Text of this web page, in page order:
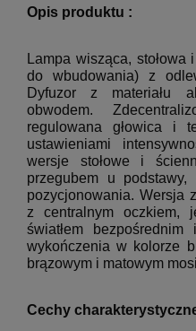
Opis produktu :
Lampa wisząca,
do wbudowania) z
Dyfuzor z materiału
obwodem.
regulowana głowica i
ustawieniami
wersje stołowe i
przegubem u
pozycjonowania. Wersja
z centralnym oczkiem,
światłem bezpośrednim
wykończenia w kolorze
brązowym i matowym
Cechy